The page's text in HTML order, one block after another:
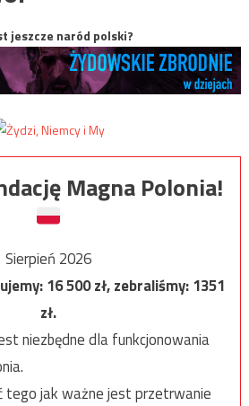
jeszcze naród polski?
Magna Polonia!
Sierpień 2026
16 500zł, zebraliśmy:1351
zł.
niezbędne dla funkcjonowania
tego jak ważne jest przetrwanie